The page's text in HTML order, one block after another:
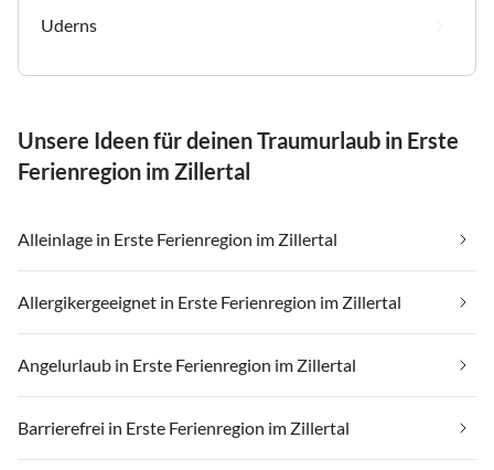
Uderns
Unsere Ideen für deinen Traumurlaub in Erste
Ferienregion im Zillertal
Alleinlage in Erste Ferienregion im Zillertal
Allergikergeeignet in Erste Ferienregion im Zillertal
Angelurlaub in Erste Ferienregion im Zillertal
Barrierefrei in Erste Ferienregion im Zillertal